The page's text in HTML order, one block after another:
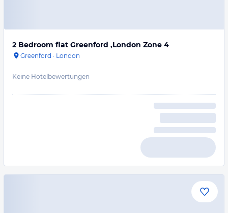
2 Bedroom flat Greenford ,London Zone 4
Greenford · London
Keine Hotelbewertungen